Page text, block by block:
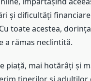
și dificultăți
toate acestea,
a rămas neclintită.
piață, mai hotărâți și